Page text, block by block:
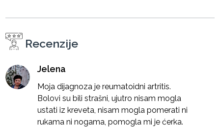
Recenzije
Jelena
Moja dijagnoza je reumatoidni artritis.
Bolovi su bili strašni, ujutro nisam mogla
ustati iz kreveta, nisam mogla pomerati ni
rukama ni nogama, pomogla mi je ćerka.